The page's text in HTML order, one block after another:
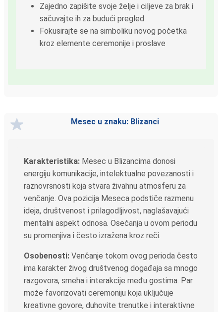
Zajedno zapišite svoje želje i ciljeve za brak i
sačuvajte ih za budući pregled
Fokusirajte se na simboliku novog početka
kroz elemente ceremonije i proslave
Mesec u znaku: Blizanci
Karakteristika: Mesec u Blizancima donosi
energiju komunikacije, intelektualne povezanosti i
raznovrsnosti koja stvara živahnu atmosferu za
venčanje. Ova pozicija Meseca podstiče razmenu
ideja, društvenost i prilagodljivost, naglašavajući
mentalni aspekt odnosa. Osećanja u ovom periodu
su promenjiva i često izražena kroz reči.
Osobenosti: Venčanje tokom ovog perioda često
ima karakter živog društvenog događaja sa mnogo
razgovora, smeha i interakcije među gostima. Par
može favorizovati ceremoniju koja uključuje
kreativne govore, duhovite trenutke i interaktivne